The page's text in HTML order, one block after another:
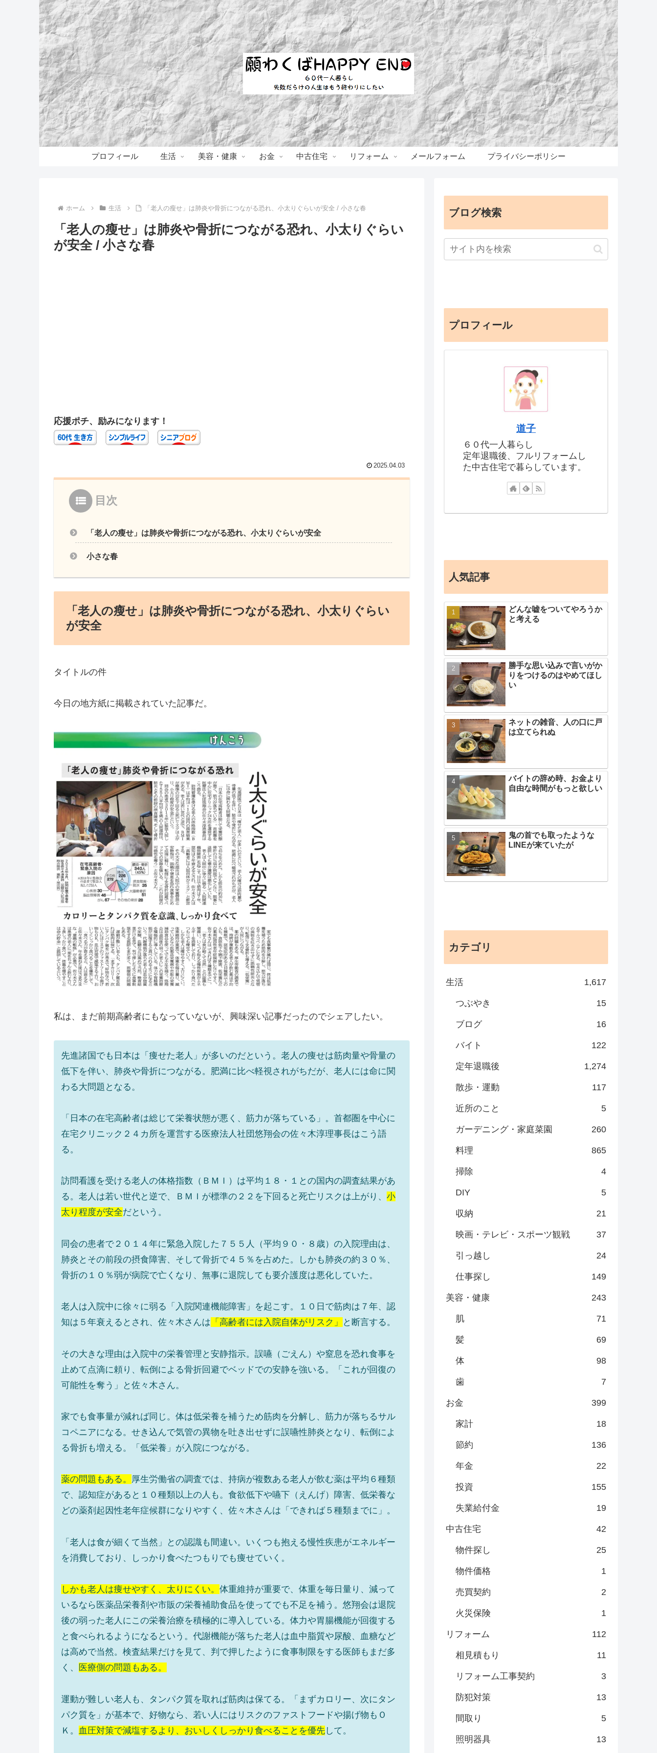
プロフィール 生活 美容・健康 お金 中古住宅 リフォーム メールフォーム プライバシーポリシー
ホーム 生活 「老人の瘦せ」は肺炎や骨折につながる恐れ、小太りぐらいが安全 / 小さな春
「老人の瘦せ」は肺炎や骨折につながる恐れ、小太りぐらい
が安全 / 小さな春
応援ポチ、励みになります！
2025.04.03
目次
「老人の瘦せ」は肺炎や骨折につながる恐れ、小太りぐらいが安全
小さな春
「老人の瘦せ」は肺炎や骨折につながる恐れ、小太りぐらい
が安全
タイトルの件
今日の地方紙に掲載されていた記事だ。
私は、まだ前期高齢者にもなっていないが、興味深い記事だったのでシェアしたい。
先進諸国でも日本は「痩せた老人」が多いのだという。老人の痩せは筋肉量や骨量の
低下を伴い、肺炎や骨折につながる。肥満に比べ軽視されがちだが、老人には命に関
わる大問題となる。
「日本の在宅高齢者は総じて栄養状態が悪く、筋力が落ちている」。首都圏を中心に
在宅クリニック２４カ所を運営する医療法人社団悠翔会の佐々木淳理事長はこう語
る。
訪問看護を受ける老人の体格指数（ＢＭＩ）は平均１８・１との国内の調査結果があ
る。老人は若い世代と逆で、ＢＭＩが標準の２２を下回ると死亡リスクは上がり、 小
太り程度が安全だという。
同会の患者で２０１４年に緊急入院した７５５人（平均９０・８歳）の入院理由は、
肺炎とその前段の摂食障害、そして骨折で４５％を占めた。しかも肺炎の約３０％、
骨折の１０％弱が病院で亡くなり、無事に退院しても要介護度は悪化していた。
老人は入院中に徐々に弱る「入院関連機能障害」を起こす。１０日で筋肉は７年、認
知は５年衰えるとされ、佐々木さんは 「高齢者には入院自体がリスク」 と断言する。
その大きな理由は入院中の栄養管理と安静指示。誤嚥（ごえん）や窒息を恐れ食事を
止めて点滴に頼り、転倒による骨折回避でベッドでの安静を強いる。「これが回復の
可能性を奪う」と佐々木さん。
家でも食事量が減れば同じ。体は低栄養を補うため筋肉を分解し、筋力が落ちるサル
コペニアになる。せき込んで気管の異物を吐き出せずに誤嚥性肺炎となり、転倒によ
る骨折も増える。「低栄養」が入院につながる。
薬の問題もある。 厚生労働省の調査では、持病が複数ある老人が飲む薬は平均６種類
で、認知症があると１０種類以上の人も。食欲低下や嚥下（えんげ）障害、低栄養な
どの薬剤起因性老年症候群になりやすく、佐々木さんは「できれば５種類までに」。
「老人は食が細くて当然」との認識も間違い。いくつも抱える慢性疾患がエネルギー
を消費しており、しっかり食べたつもりでも痩せていく。
しかも老人は痩せやすく、太りにくい。 体重維持が重要で、体重を毎日量り、減って
いるなら医薬品栄養剤や市販の栄養補助食品を使ってでも不足を補う。悠翔会は退院
後の弱った老人にこの栄養治療を積極的に導入している。体力や胃腸機能が回復する
と食べられるようになるという。代謝機能が落ちた老人は血中脂質や尿酸、血糖など
は高めで当然。検査結果だけを見て、判で押したように食事制限をする医師もまだ多
く、
医療側の問題もある。
運動が難しい老人も、タンパク質を取れば筋肉は保てる。「まずカロリー、次にタン
パク質を」が基本で、好物なら、若い人にはリスクのファストフードや揚げ物もＯ
Ｋ。 血圧対策で減塩するより、おいしくしっかり食べることを優先 して。
ブログ検索
プロフィール
道子
６０代一人暮らし
定年退職後、フルリフォームし
た中古住宅で暮らしています。
人気記事
どんな嘘をついてやろうか
と考える
勝手な思い込みで言いがか
りをつけるのはやめてほし
い
ネットの雑音、人の口に戸
は立てられぬ
バイトの辞め時、お金より
自由な時間がもっと欲しい
鬼の首でも取ったような
LINEが来ていたが
カテゴリ
生活 1,617
つぶやき 15
ブログ 16
バイト 122
定年退職後 1,274
散歩・運動 117
近所のこと 5
ガーデニング・家庭菜園 260
料理 865
掃除 4
DIY 5
収納 21
映画・テレビ・スポーツ観戦 37
引っ越し 24
仕事探し 149
美容・健康 243
肌 71
髪 69
体 98
歯 7
お金 399
家計 18
節約 136
年金 22
投資 155
失業給付金 19
中古住宅 42
物件探し 25
物件価格 1
売買契約 2
火災保険 1
リフォーム 112
相見積もり 11
リフォーム工事契約 3
防犯対策 13
間取り 5
照明器具 13